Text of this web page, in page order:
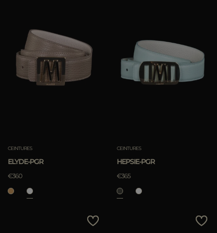
Les Plus Vendus
Les Plus Populaires
CEINTURES
ELYDE-PGR
€360
CEINTURES
HEPSIE-PGR
€365